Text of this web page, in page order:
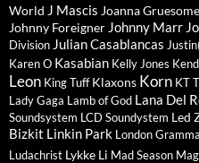
World J Mascis Joanna Gruesome
Johnny Foreigner Johnny Marr
Division Julian Casablancas
Karen O Kasabian Kelly Jones
Leon King Tuff Klaxons Korn KT
Lady Gaga Lamb of God Lana Del
Soundsystem LCD Soundystem Led
Bizkit Linkin Park London
Ludachrist Lykke Li Mad Season